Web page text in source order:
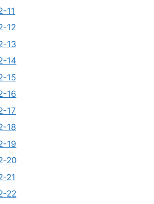
11
12
13
14
15
16
17
18
19
20
21
22